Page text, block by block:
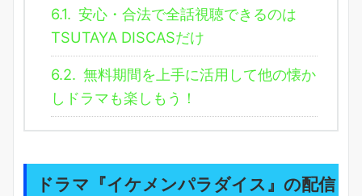
6.1. 安心・合法で全話視聴できるのは
TSUTAYA DISCASだけ
6.2. 無料期間を上手に活用して他の懐か
しドラマも楽しもう！
ドラマ『イケメンパラダイス』の配信